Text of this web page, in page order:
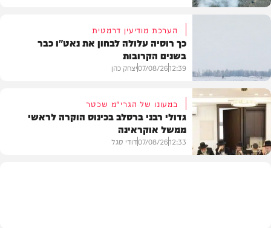
הערכת מודיעין דרמטית
כך רוסיה עלולה לבחון את נאט"ו כבר
בשנים הקרובות
12:39
07/08/26יצחק כהן
במעונו של הגרי"מ שכטר
גדולי רבני ברסלב בכינוס הוקרה לראשי
ממשל אוקראינה
12:33
07/08/26דודי סגל